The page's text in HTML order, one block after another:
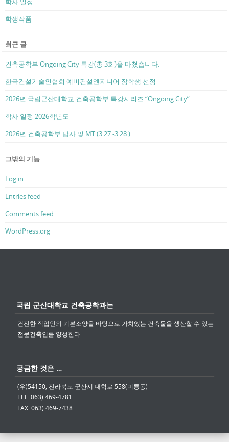
학생작품
최근 글
건축공학부 Ongoing City 특강(총 3회)을 마쳤습니다.
한국건설기술인협회 예비건설엔지니어 장학생 선정
2026년 국립군산대학교 건축공학부 특강시리즈 “Ongoing City”
학사 일정 2026학년도
2026년 건축공학부 답사 및 MT (3.27.-3.28.)
그밖의 기능
Log in
Entries feed
Comments feed
WordPress.org
국립 군산대학교 건축공학과는
건전한 직업인의 기본소양을 바탕으로 가치있는 건축물을 생산할 수 있는
전문건축인를 양성한다.
궁금한 것은 …
(우)54150, 전라북도 군산시 대학로 558(미룡동)
TEL. 063) 469-4781
FAX. 063) 469-7438